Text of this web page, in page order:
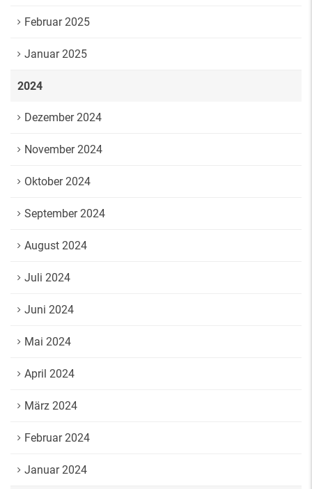
Februar 2025
Januar 2025
2024
Dezember 2024
November 2024
Oktober 2024
September 2024
August 2024
Juli 2024
Juni 2024
Mai 2024
April 2024
März 2024
Februar 2024
Januar 2024